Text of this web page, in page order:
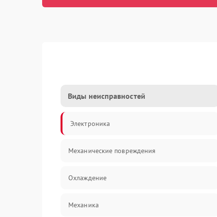
Виды неисправностей
Электроника
Механические повреждения
Охлаждение
Механика